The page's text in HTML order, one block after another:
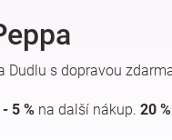
Dudlu s dopravou
5 % na další nákup. 20